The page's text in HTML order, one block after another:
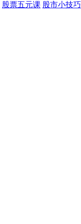
股票五元课 股市小技巧